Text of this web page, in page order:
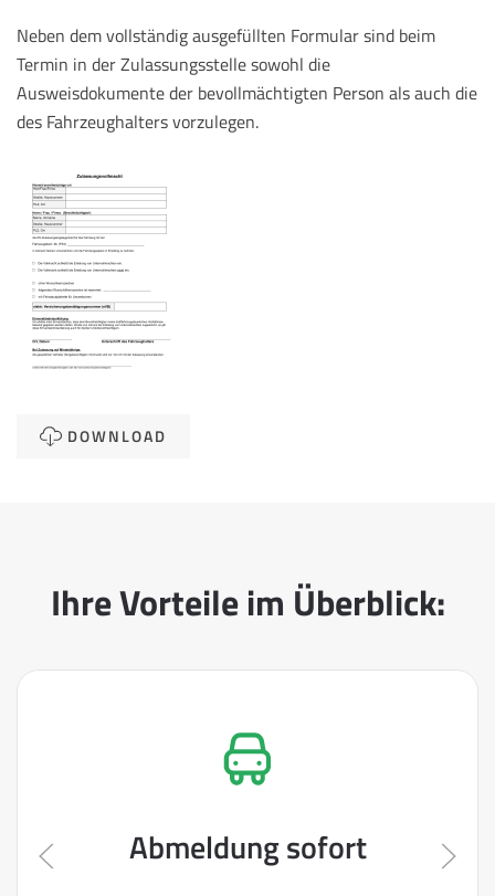
Neben dem vollständig ausgefüllten Formular sind beim
Termin in der Zulassungsstelle sowohl die
Ausweisdokumente der bevollmächtigten Person als auch die
des Fahrzeughalters vorzulegen.
DOWNLOAD
Ihre Vorteile im Überblick:
Abmeldung sofort